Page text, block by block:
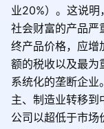
业20%）。这说明
社会财富的产品严
终产品价格，应增
额的税收以及最
系统化的垄断企业
主、制造业转移到
公司以超低于市场